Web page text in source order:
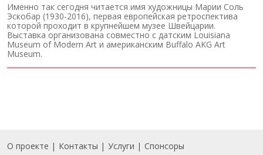
Именно так сегодня читается имя художницы Марии Соль
Эскобар (1930-2016), первая европейская ретроспектива
которой проходит в крупнейшем музее Швейцарии.
Выставка организована совместно с датским Louisiana
Museum of Modern Art и американским Buffalo AKG Art
Museum.
Footer
О проекте Контакты Услуги Спонсоры